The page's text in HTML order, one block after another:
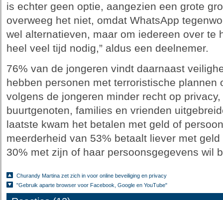
is echter geen optie, aangezien een grote
overweeg het niet, omdat WhatsApp
wel alternatieven, maar om iedereen over te
heel veel tijd nodig,” aldus een deelnemer.
76% van de jongeren vindt daarnaast
hebben personen met terroristische plannen
volgens de jongeren minder recht op
buurtgenoten, families en vrienden
laatste kwam het betalen met geld of
meerderheid van 53% betaalt liever met
30% met zijn of haar persoonsgegevens wil
Churandy Martina zet zich in voor online beveiliging en privacy
"Gebruik aparte browser voor Facebook, Google en YouTube"